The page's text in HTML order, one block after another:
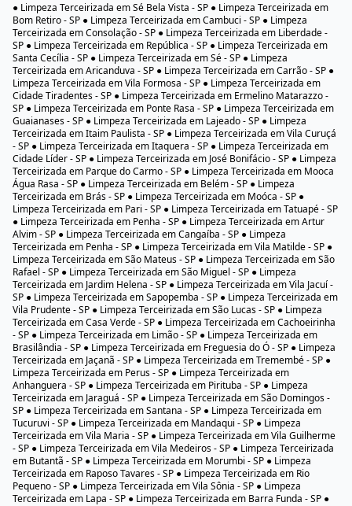
● Limpeza Terceirizada em Sé Bela Vista - SP ● Limpeza Terceirizada em
Bom Retiro - SP ● Limpeza Terceirizada em Cambuci - SP ● Limpeza
Terceirizada em Consolação - SP ● Limpeza Terceirizada em Liberdade -
SP ● Limpeza Terceirizada em República - SP ● Limpeza Terceirizada em
Santa Cecília - SP ● Limpeza Terceirizada em Sé - SP ● Limpeza
Terceirizada em Aricanduva - SP ● Limpeza Terceirizada em Carrão - SP ●
Limpeza Terceirizada em Vila Formosa - SP ● Limpeza Terceirizada em
Cidade Tiradentes - SP ● Limpeza Terceirizada em Ermelino Matarazzo -
SP ● Limpeza Terceirizada em Ponte Rasa - SP ● Limpeza Terceirizada em
Guaianases - SP ● Limpeza Terceirizada em Lajeado - SP ● Limpeza
Terceirizada em Itaim Paulista - SP ● Limpeza Terceirizada em Vila Curuçá
- SP ● Limpeza Terceirizada em Itaquera - SP ● Limpeza Terceirizada em
Cidade Líder - SP ● Limpeza Terceirizada em José Bonifácio - SP ● Limpeza
Terceirizada em Parque do Carmo - SP ● Limpeza Terceirizada em Mooca
Água Rasa - SP ● Limpeza Terceirizada em Belém - SP ● Limpeza
Terceirizada em Brás - SP ● Limpeza Terceirizada em Moóca - SP ●
Limpeza Terceirizada em Pari - SP ● Limpeza Terceirizada em Tatuapé - SP
● Limpeza Terceirizada em Penha - SP ● Limpeza Terceirizada em Artur
Alvim - SP ● Limpeza Terceirizada em Cangaíba - SP ● Limpeza
Terceirizada em Penha - SP ● Limpeza Terceirizada em Vila Matilde - SP ●
Limpeza Terceirizada em São Mateus - SP ● Limpeza Terceirizada em São
Rafael - SP ● Limpeza Terceirizada em São Miguel - SP ● Limpeza
Terceirizada em Jardim Helena - SP ● Limpeza Terceirizada em Vila Jacuí -
SP ● Limpeza Terceirizada em Sapopemba - SP ● Limpeza Terceirizada em
Vila Prudente - SP ● Limpeza Terceirizada em São Lucas - SP ● Limpeza
Terceirizada em Casa Verde - SP ● Limpeza Terceirizada em Cachoeirinha
- SP ● Limpeza Terceirizada em Limão - SP ● Limpeza Terceirizada em
Brasilândia - SP ● Limpeza Terceirizada em Freguesia do Ó - SP ● Limpeza
Terceirizada em Jaçanã - SP ● Limpeza Terceirizada em Tremembé - SP ●
Limpeza Terceirizada em Perus - SP ● Limpeza Terceirizada em
Anhanguera - SP ● Limpeza Terceirizada em Pirituba - SP ● Limpeza
Terceirizada em Jaraguá - SP ● Limpeza Terceirizada em São Domingos -
SP ● Limpeza Terceirizada em Santana - SP ● Limpeza Terceirizada em
Tucuruvi - SP ● Limpeza Terceirizada em Mandaqui - SP ● Limpeza
Terceirizada em Vila Maria - SP ● Limpeza Terceirizada em Vila Guilherme
- SP ● Limpeza Terceirizada em Vila Medeiros - SP ● Limpeza Terceirizada
em Butantã - SP ● Limpeza Terceirizada em Morumbi - SP ● Limpeza
Terceirizada em Raposo Tavares - SP ● Limpeza Terceirizada em Rio
Pequeno - SP ● Limpeza Terceirizada em Vila Sônia - SP ● Limpeza
Terceirizada em Lapa - SP ● Limpeza Terceirizada em Barra Funda - SP ●